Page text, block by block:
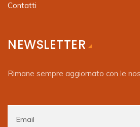
Contatti
NEWSLETTER
Rimane sempre aggiornato con le